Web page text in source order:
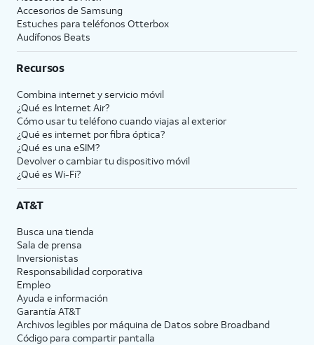
Accesorios de Samsung
Estuches para teléfonos Otterbox
Audífonos Beats
Recursos
Combina internet y servicio móvil
¿Qué es Internet Air?
Cómo usar tu teléfono cuando viajas al exterior
¿Qué es internet por fibra óptica?
¿Qué es una eSIM?
Devolver o cambiar tu dispositivo móvil
¿Qué es Wi-Fi?
AT&T
Busca una tienda
Sala de prensa
Inversionistas
Responsabilidad corporativa
Empleo
Ayuda e información
Garantía AT&T
Archivos legibles por máquina de Datos sobre Broadband
Código para compartir pantalla